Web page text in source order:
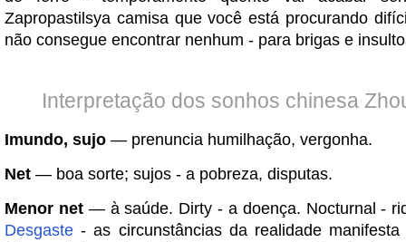
Zapropastilsya camisa que você está procurando
não consegue encontrar nenhum - para brigas e
Interpretação dos sonhos chinesa
Imundo, sujo — prenuncia humilhação, vergonha.
Net — boa sorte; sujos - a pobreza, disputas.
Menor net— à saúde. Dirty - a doença. Nocturnal -
Desgaste - as circunstâncias da realidade